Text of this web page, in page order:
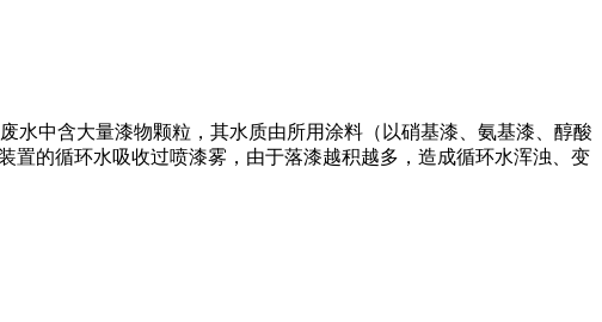
水中含大量漆物颗粒，其水质由所用涂料（以硝基漆、氨基漆、醇酸
置的循环水吸收过喷漆雾，由于落漆越积越多，造成循环水浑浊、变